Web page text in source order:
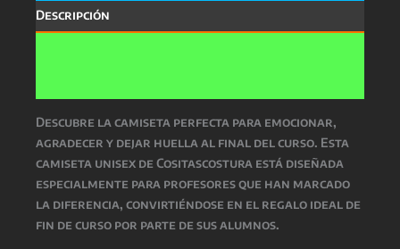
Descripción
Descubre la camiseta perfecta para emocionar,
agradecer y dejar huella al final del curso. Esta
camiseta unisex de Cositascostura está diseñada
especialmente para profesores que han marcado
la diferencia, convirtiéndose en el regalo ideal de
fin de curso por parte de sus alumnos.